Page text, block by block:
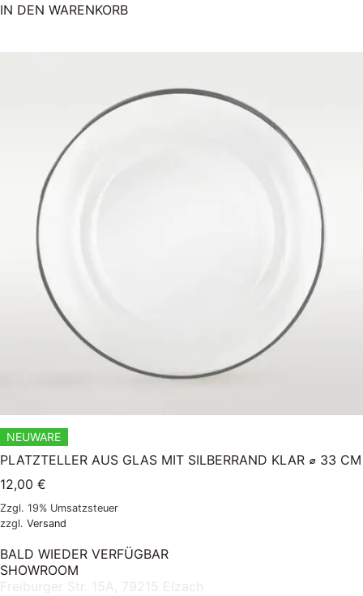
IN DEN WARENKORB
NEUWARE
PLATZTELLER AUS GLAS MIT SILBERRAND KLAR ⌀ 33 CM
12,00 €
Zzgl. 19% Umsatzsteuer
zzgl. Versand
BALD WIEDER VERFÜGBAR
SHOWROOM
Freiburger Str. 15A, 79215 Elzach